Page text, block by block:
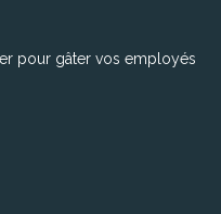
pour gâter vos employés